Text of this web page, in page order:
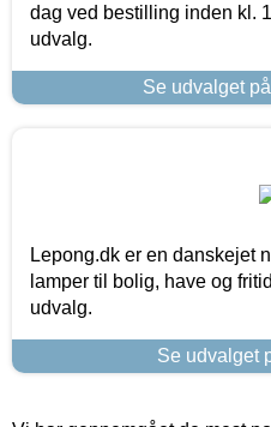
dag ved bestilling inden kl.
udvalg.
Se udvalget
Lepong.dk er en danskejet
lamper til bolig, have og
udvalg.
Se udvalget